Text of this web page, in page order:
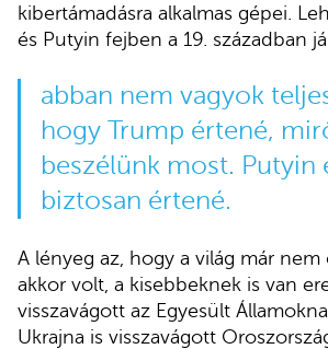
kibertámadásra alkalmas gépei.
és Putyin fejben a 19. században
abban nem vagyok
hogy Trump értené,
beszélünk most. Putyin
biztosan értené.
A lényeg az, hogy a világ már
akkor volt, a kisebbeknek is van
visszavágott az Egyesült
Ukrajna is visszavágott